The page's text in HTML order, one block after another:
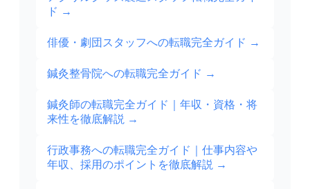
ド →
俳優・劇団スタッフへの転職完全ガイド →
鍼灸整骨院への転職完全ガイド →
鍼灸師の転職完全ガイド｜年収・資格・将
来性を徹底解説 →
行政事務への転職完全ガイド｜仕事内容や
年収、採用のポイントを徹底解説 →